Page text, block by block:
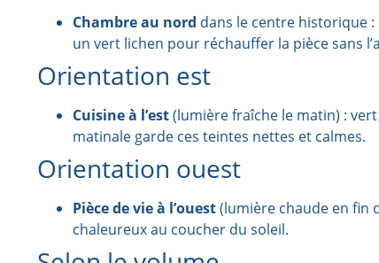
Chambre au nord dans le centre historique :
un vert lichen pour réchauffer la pièce sans
Orientation est
Cuisine à l’est(lumière fraîche le matin) :
matinale garde ces teintes nettes et calmes.
Orientation ouest
Pièce de vie à l’ouest(lumière chaude en fin
chaleureux au coucher du soleil.